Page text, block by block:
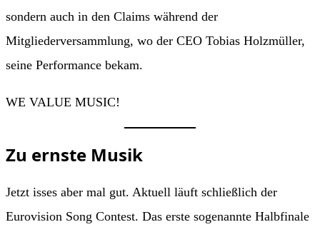
sondern auch in den Claims während der
Mitgliederversammlung, wo der CEO Tobias Holzmüller,
seine Performance bekam.
WE VALUE MUSIC!
Zu ernste Musik
Jetzt isses aber mal gut. Aktuell läuft schließlich der
Eurovision Song Contest. Das erste sogenannte Halbfinale